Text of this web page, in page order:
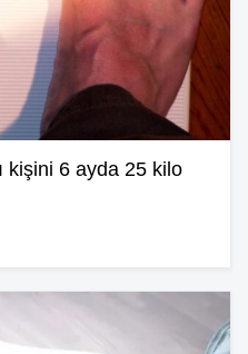
kişini 6 ayda 25 kilo